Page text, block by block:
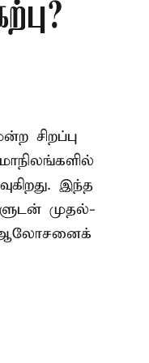
சிறப்பு
இந்த
முதல்-
ஆலோசனைக்